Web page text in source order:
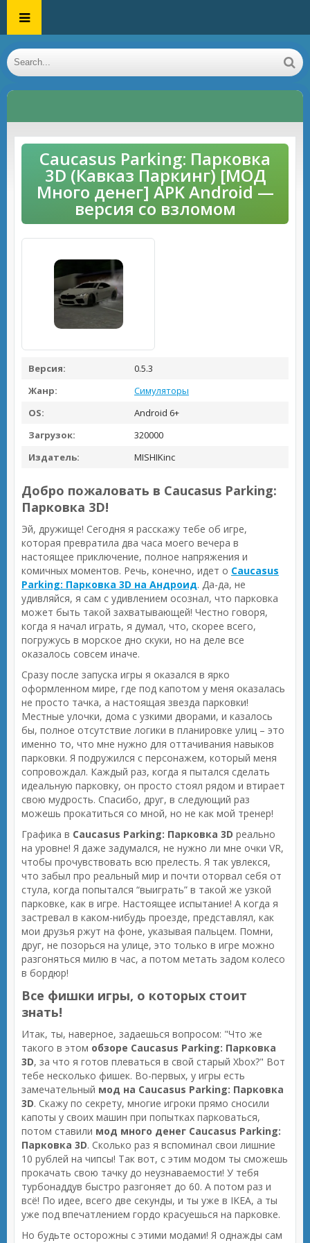
Caucasus Parking: Парковка
3D (Кавказ Паркинг) [МОД
Много денег] APK Android —
версия со взломом
Версия:
0.5.3
Жанр:
Симуляторы
OS:
Android 6+
Загрузок:
320000
Издатель:
MISHIKinc
Добро пожаловать в Caucasus Parking:
Парковка 3D!
Эй, дружище! Сегодня я расскажу тебе об игре,
которая превратила два часа моего вечера в
настоящее приключение, полное напряжения и
комичных моментов. Речь, конечно, идет о Caucasus
Parking: Парковка 3D на Андроид. Да-да, не
удивляйся, я сам с удивлением осознал, что парковка
может быть такой захватывающей! Честно говоря,
когда я начал играть, я думал, что, скорее всего,
погружусь в морское дно скуки, но на деле все
оказалось совсем иначе.
Сразу после запуска игры я оказался в ярко
оформленном мире, где под капотом у меня оказалась
не просто тачка, а настоящая звезда парковки!
Местные улочки, дома с узкими дворами, и казалось
бы, полное отсутствие логики в планировке улиц – это
именно то, что мне нужно для оттачивания навыков
парковки. Я подружился с персонажем, который меня
сопровождал. Каждый раз, когда я пытался сделать
идеальную парковку, он просто стоял рядом и втирает
свою мудрость. Спасибо, друг, в следующий раз
можешь прокатиться со мной, но не как мой тренер!
Графика в Caucasus Parking: Парковка 3D реально
на уровне! Я даже задумался, не нужно ли мне очки VR,
чтобы прочувствовать всю прелесть. Я так увлекся,
что забыл про реальный мир и почти оторвал себя от
стула, когда попытался “выиграть” в такой же узкой
парковке, как в игре. Настоящее испытание! А когда я
застревал в каком-нибудь проезде, представлял, как
мои друзья ржут на фоне, указывая пальцем. Помни,
друг, не позорься на улице, это только в игре можно
разгоняться милю в час, а потом метать задом колесо
в бордюр!
Все фишки игры, о которых стоит
знать!
Итак, ты, наверное, задаешься вопросом: "Что же
такого в этом обзоре Caucasus Parking: Парковка
3D, за что я готов плеваться в свой старый Xbox?" Вот
тебе несколько фишек. Во-первых, у игры есть
замечательный мод на Caucasus Parking: Парковка
3D. Скажу по секрету, многие игроки прямо сносили
капоты у своих машин при попытках парковаться,
потом ставили мод много денег Caucasus Parking:
Парковка 3D. Сколько раз я вспоминал свои лишние
10 рублей на чипсы! Так вот, с этим модом ты сможешь
прокачать свою тачку до неузнаваемости! У тебя
турбонаддув быстро разгоняет до 60. А потом раз и
всё! По идее, всего две секунды, и ты уже в IKEA, а ты
уже под впечатлением гордо красуешься на парковке.
Но будьте осторожны с этими модами! Я однажды сам